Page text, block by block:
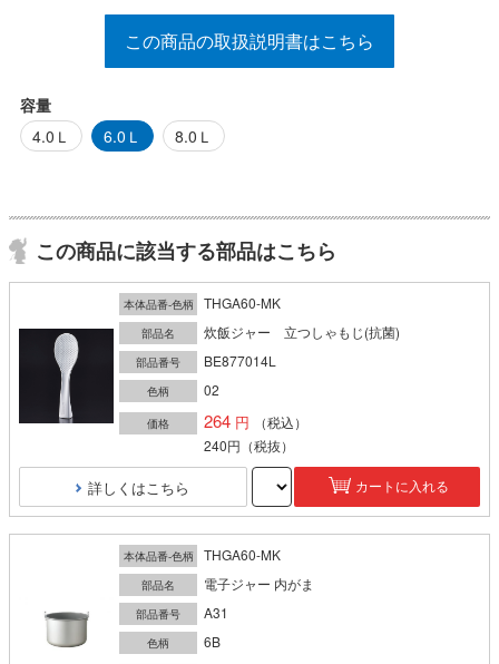
この商品の取扱説明書はこちら
容量
4.0Ｌ
6.0Ｌ 8.0Ｌ
この商品に該当する部品はこちら
本体品番-色柄 THGA60-MK
部品名 炊飯ジャー 立つしゃもじ(抗菌)
部品番号 BE877014L
色柄 02
価格 264
（税込）
240円 （税抜）
詳しくはこちら カートに入れる
本体品番-色柄 THGA60-MK
部品名 電子ジャー 内がま
部品番号 A31
色柄 6B